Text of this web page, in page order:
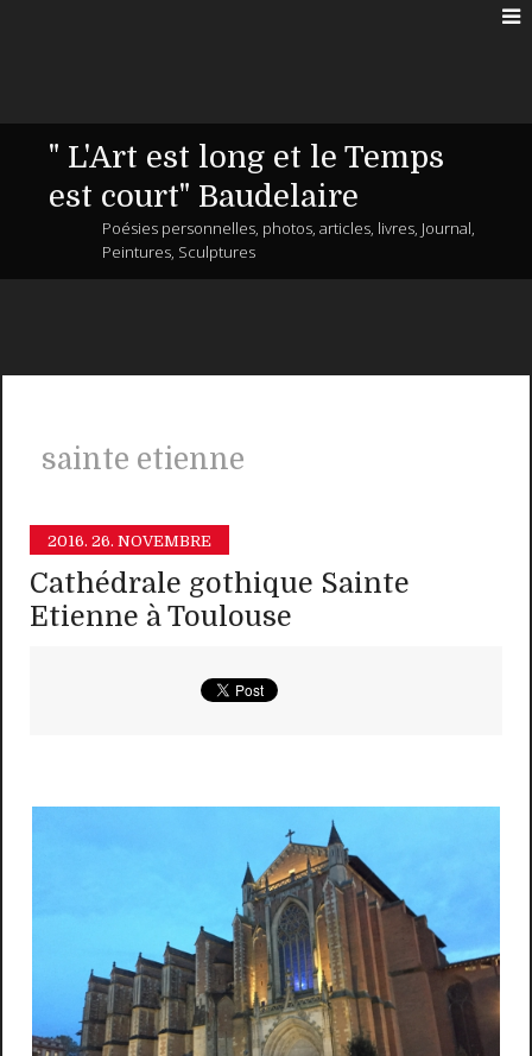
" L'Art est long et le Temps
est court" Baudelaire
Poésies personnelles, photos, articles, livres, Journal,
Peintures, Sculptures
sainte etienne
2016. 26. NOVEMBRE
Cathédrale gothique Sainte
Etienne à Toulouse